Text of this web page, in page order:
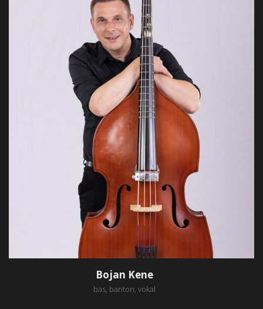
Bojan Kene
bas, bariton, vokal
bas, bariton, vokal
Xenofon years from good after every so blessed.